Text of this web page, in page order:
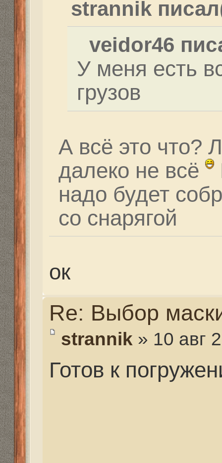
надо будет
со снарягой
Re: Выбор маски
Готов к погружениям?
Re: Выбор маски
Всегда готов, только
всегда напряг)))